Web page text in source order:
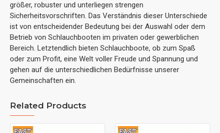
größer, robuster und unterliegen strengen
Sicherheitsvorschriften. Das Verständnis dieser Unterschiede
ist von entscheidender Bedeutung bei der Auswahl oder dem
Betrieb von Schlauchbooten im privaten oder gewerblichen
Bereich. Letztendlich bieten Schlauchboote, ob zum Spaß
oder zum Profit, eine Welt voller Freude und Spannung und
gehen auf die unterschiedlichen Bedürfnisse unserer
Gemeinschaften ein.
Related Products